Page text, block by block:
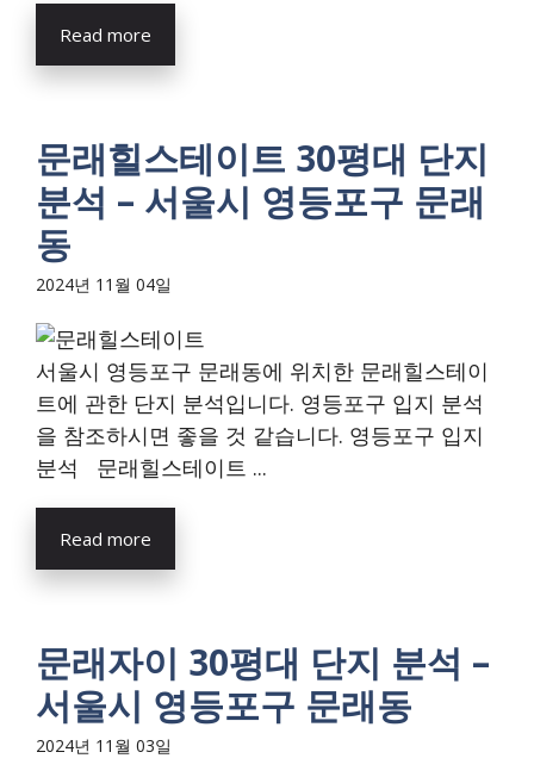
Read more
문래힐스테이트 30평대 단지
분석 – 서울시 영등포구 문래
동
2024년 11월 04일
서울시 영등포구 문래동에 위치한 문래힐스테이
트에 관한 단지 분석입니다. 영등포구 입지 분석
을 참조하시면 좋을 것 같습니다. 영등포구 입지
분석 문래힐스테이트 ...
Read more
문래자이 30평대 단지 분석 –
서울시 영등포구 문래동
2024년 11월 03일